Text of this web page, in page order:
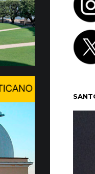
de julio, el Papa
Apostólico de Castel
en Ginebra el